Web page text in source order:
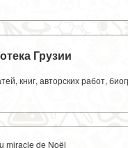
Грузии
книг, авторских работ,
miracle de Noël